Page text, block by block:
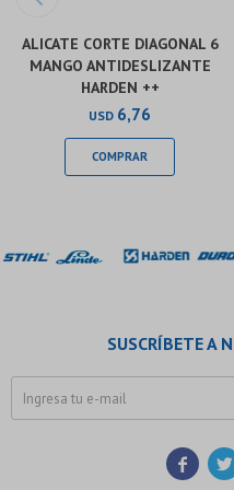
ALICATE CORTE DIAGONAL 6
MANGO ANTIDESLIZANTE
HARDEN ++
USD 6,76
SUSCRÍBETE A
 